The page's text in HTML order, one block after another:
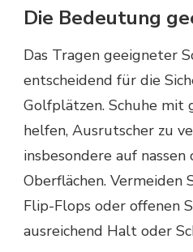
Die Bedeutung
Das Tragen geeigneter
entscheidend für die
Golfplätzen. Schuhe mit
helfen, Ausrutscher zu
insbesondere auf
Oberflächen. Vermeiden
Flip-Flops oder offenen
ausreichend Halt oder